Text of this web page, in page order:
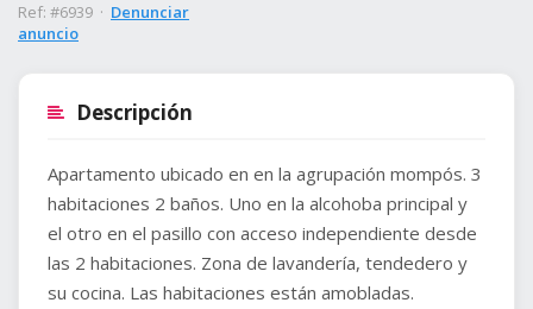
Ref: #6939 · Denunciar
anuncio
Descripción
Apartamento ubicado en en la agrupación mompós. 3
habitaciones 2 baños. Uno en la alcohoba principal y
el otro en el pasillo con acceso independiente desde
las 2 habitaciones. Zona de lavandería, tendedero y
su cocina. Las habitaciones están amobladas.